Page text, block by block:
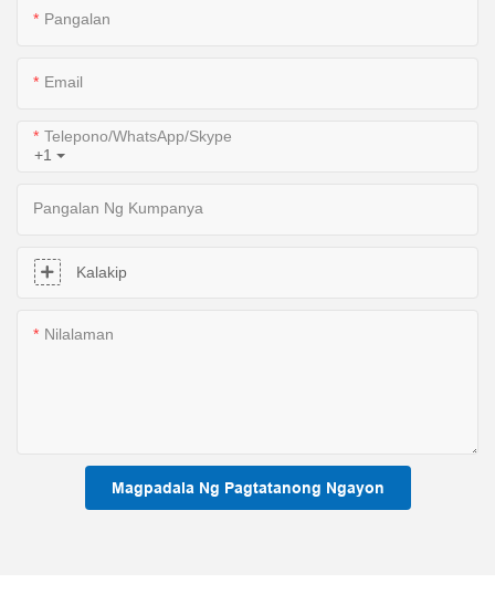
Pangalan
Email
+1
Telepono/WhatsApp/Skype
Pangalan Ng Kumpanya
Kalakip
Nilalaman
Magpadala Ng Pagtatanong Ngayon